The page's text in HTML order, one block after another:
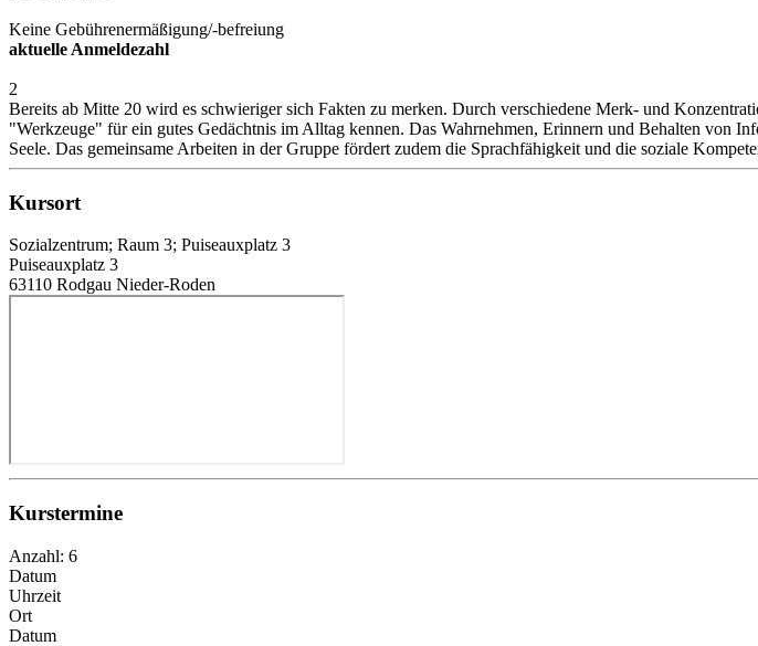
Keine Gebührenermäßigung/-befreiung
aktuelle Anmeldezahl
2
Bereits ab Mitte 20 wird es schwieriger sich Fakten zu merken. Durch verschiedene Merk- und
"Werkzeuge" für ein gutes Gedächtnis im Alltag kennen. Das Wahrnehmen, Erinnern und Behalten von
Seele. Das gemeinsame Arbeiten in der Gruppe fördert zudem die Sprachfähigkeit und die soziale
Kursort
Sozialzentrum; Raum 3; Puiseauxplatz 3
Puiseauxplatz 3
63110 Rodgau Nieder-Roden
Kurstermine
Anzahl: 6
Datum
Uhrzeit
Ort
Datum